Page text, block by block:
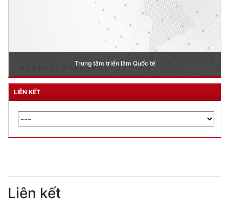
Lễ khởi công cầu Hoàng Văn Thụ
LIÊN KẾT
Liên kết